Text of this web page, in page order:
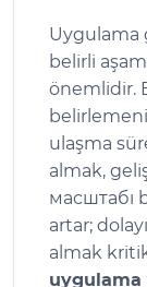
Uygulama
belirli
önemlidir.
ulaşma
almak,
масштабı
artar;
almak
uygulama